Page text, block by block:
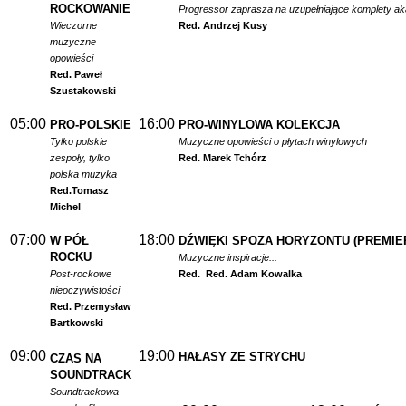
ROCKOWANIE
Wieczorne
muzyczne
opowieści
Red. Paweł
Szustakowski
Progressor zaprasza na uzupełniające komplety
Red. Andrzej Kusy
05:00 PRO-POLSKIE
Tylko polskie
zespoły, tylko
polska muzyka
Red.Tomasz
Michel
16:00 PRO-WINYLOWA KOLEKCJA
Muzyczne opowieści o płytach winylowych
Red. Marek Tchórz
07:00 W PÓŁ
ROCKU
Post-rockowe
nieoczywistości
Red. Przemysław
Bartkowski
18:00 DŹWIĘKI SPOZA HORYZONTU
Muzyczne inspiracje...
Red. Red. Adam Kowalka
09:00 CZAS NA
SOUNDTRACK
Soundtrackowa
19:00 HAŁASY ZE STRYCHU